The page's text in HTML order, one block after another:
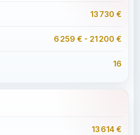
13 730 €
6 259 € - 21 200 €
16
13 614 €